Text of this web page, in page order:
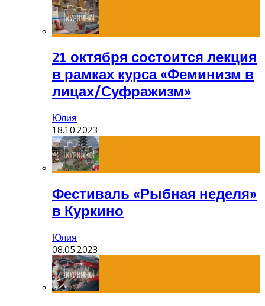
21 октября состоится лекция
в рамках курса «Феминизм в
лицах/Суфражизм»
Юлия
18.10.2023
Фестиваль «Рыбная неделя»
в Куркино
Юлия
08.05.2023